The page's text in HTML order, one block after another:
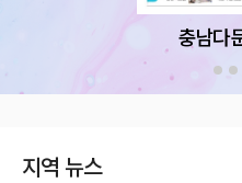
충남다문
지역 뉴스